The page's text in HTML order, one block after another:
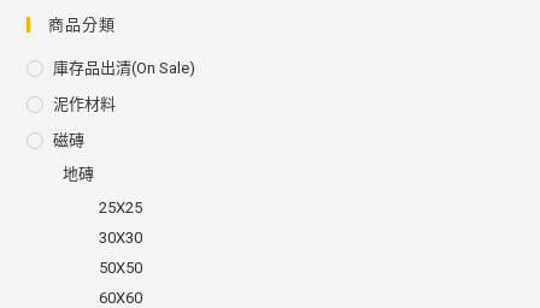
商品分類
庫存品出清(on Sale)
泥作材料
磁磚
地磚
25X25
30X30
50X50
60X60